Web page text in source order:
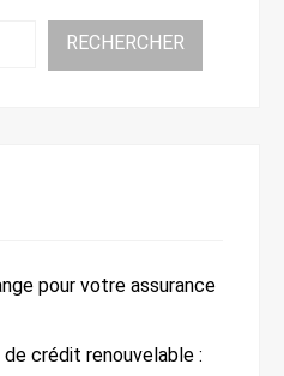
RECHERCHER
pour votre assurance
de crédit renouvelable :